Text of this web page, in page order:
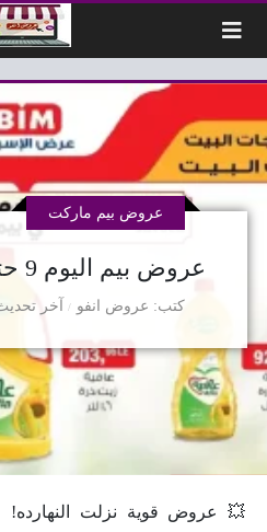
عروض بيم اليوم 9 حتى 11 يوليو 2026
كتب عروض انفو
عروض بيم ماركت
آخر
💥 عروض قوية نزلت